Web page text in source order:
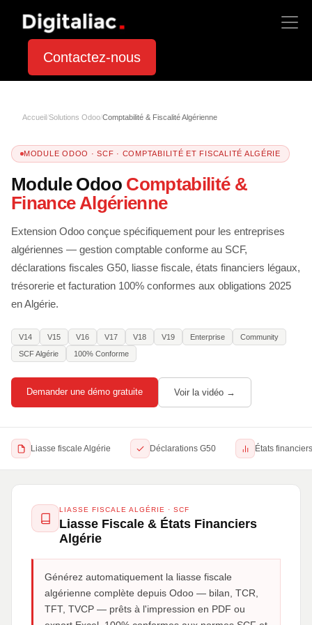
Contactez-nous
Accueil/Solutions Odoo/Comptabilité & Fiscalité Algérienne
MODULE ODOO · SCF · COMPTABILITÉ ET FISCALITÉ ALGÉRIE
Module Odoo Comptabilité &
Finance Algérienne
Extension Odoo conçue spécifiquement pour les entreprises
algériennes — gestion comptable conforme au SCF,
déclarations fiscales G50, liasse fiscale, états financiers légaux,
trésorerie et facturation 100% conformes aux obligations 2025
en Algérie.
V14 V15 V16 V17 V18 V19 Enterprise
Community
SCF Algérie
100% Conforme
Demander une démo gratuite Voir la vidéo →
Liasse fiscale Algérie Déclarations G50 États
LIASSE FISCALE ALGÉRIE · SCF
Liasse Fiscale & États Financiers
Algérie
Générez automatiquement la liasse fiscale
algérienne complète depuis Odoo — bilan, TCR,
TFT, TVCP — prêts à l'impression en PDF ou